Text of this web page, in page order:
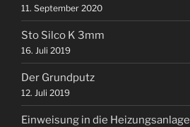
11. September 2020
Sto Silco K 3mm
16. Juli 2019
Der Grundputz
12. Juli 2019
Einweisung in die Heizungsanlage